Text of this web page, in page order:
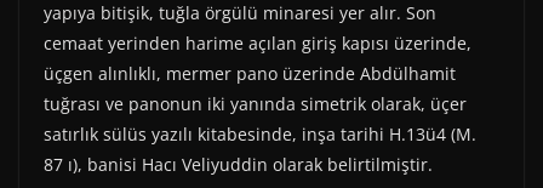
yapıya bitişik, tuğla örgülü minaresi yer alır. Son
cemaat yerinden harime açılan giriş kapısı üzerinde,
üçgen alınlıklı, mermer pano üzerinde Abdülhamit
tuğrası ve panonun iki yanında simetrik olarak, üçer
satırlık sülüs yazılı kitabesinde, inşa tarihi H.13ü4 (M.
87 ı), banisi Hacı Veliyuddin olarak belirtilmiştir.